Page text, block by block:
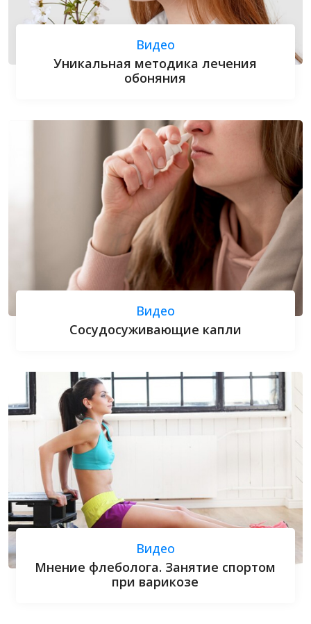
Видео
Уникальная методика лечения
обоняния
Видео
Сосудосуживающие капли
Видео
Мнение флеболога. Занятие спортом
при варикозе